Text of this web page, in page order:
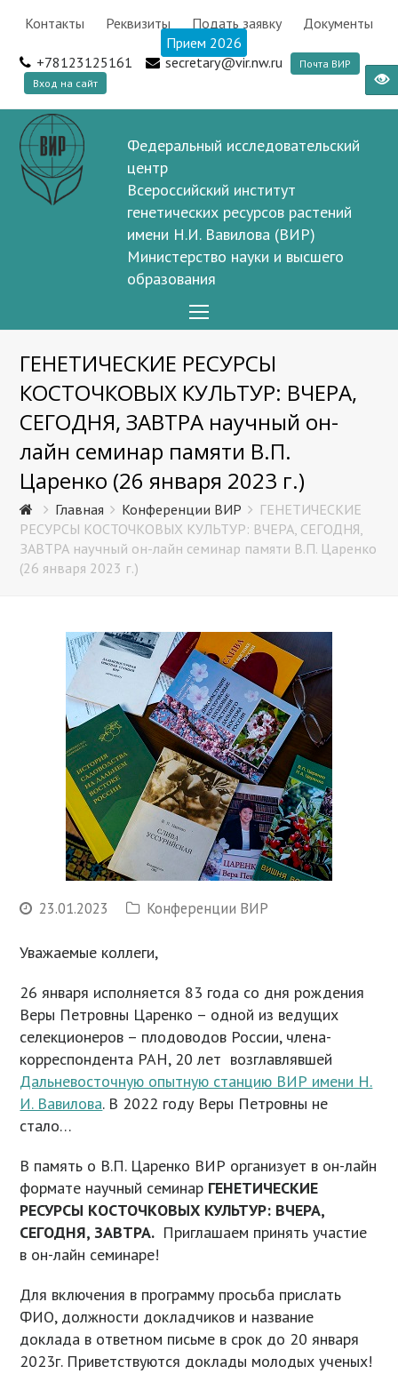
Контакты Реквизиты Подать заявку
Документы
Прием 2026
+78123125161
secretary@vir.nw.ru
Почта ВИР
Вход на сайт
Федеральный исследовательский
центр
Всероссийский институт
генетических ресурсов растений
имени Н.И. Вавилова (ВИР)
Министерство науки и высшего
образования
Menu
ГЕНЕТИЧЕСКИЕ РЕСУРСЫ
КОСТОЧКОВЫХ КУЛЬТУР: ВЧЕРА,
СЕГОДНЯ, ЗАВТРА научный он-
лайн семинар памяти В.П.
Царенко (26 января 2023 г.)
Главная Конференции ВИР
ГЕНЕТИЧЕСКИЕ
РЕСУРСЫ КОСТОЧКОВЫХ КУЛЬТУР: ВЧЕРА, СЕГОДНЯ,
ЗАВТРА научный он-лайн семинар памяти В.П. Царенко
(26 января 2023 г.)
23.01.2023 Конференции ВИР
Уважаемые коллеги,
26 января исполняется 83 года со дня рождения
Веры Петровны Царенко – одной из ведущих
селекционеров – плодоводов России, члена-
корреспондента РАН, 20 лет возглавлявшей
Дальневосточную опытную станцию ВИР имени Н.
И. Вавилова. В 2022 году Веры Петровны не
стало…
В память о В.П. Царенко ВИР организует в он-лайн
формате научный семинар ГЕНЕТИЧЕСКИЕ
РЕСУРСЫ КОСТОЧКОВЫХ КУЛЬТУР: ВЧЕРА,
СЕГОДНЯ, ЗАВТРА. Приглашаем принять участие
в он-лайн семинаре!
Для включения в программу просьба прислать
ФИО, должности докладчиков и название
доклада в ответном письме в срок до 20 января
2023г. Приветствуются доклады молодых ученых!